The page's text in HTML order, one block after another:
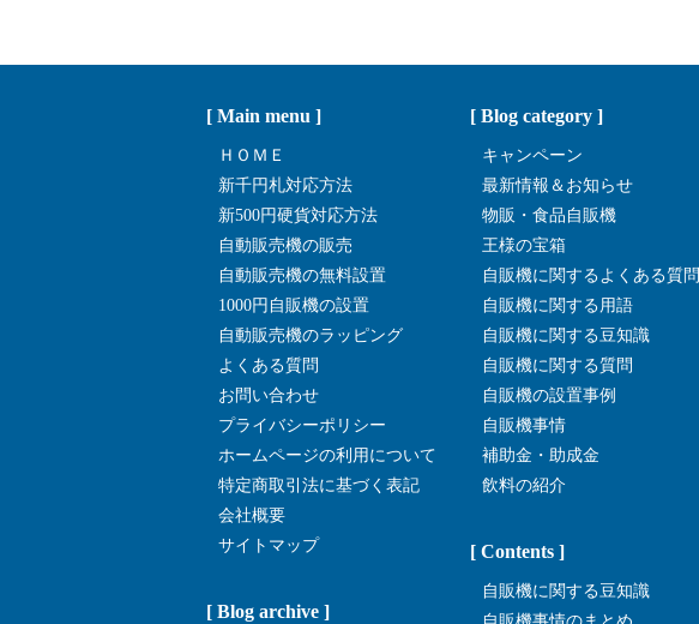
[ Main menu ]
ＨＯＭＥ
新千円札対応方法
新500円硬貨対応方法
自動販売機の販売
自動販売機の無料設置
1000円自販機の設置
自動販売機のラッピング
よくある質問
お問い合わせ
プライバシーポリシー
ホームページの利用について
特定商取引法に基づく表記
会社概要
サイトマップ
[ Blog archive ]
[ Blog category ]
キャンペーン
最新情報＆お知らせ
物販・食品自販機
王様の宝箱
自販機に関するよくある質問
自販機に関する用語
自販機に関する豆知識
自販機に関する質問
自販機の設置事例
自販機事情
補助金・助成金
飲料の紹介
[ Contents ]
自販機に関する豆知識